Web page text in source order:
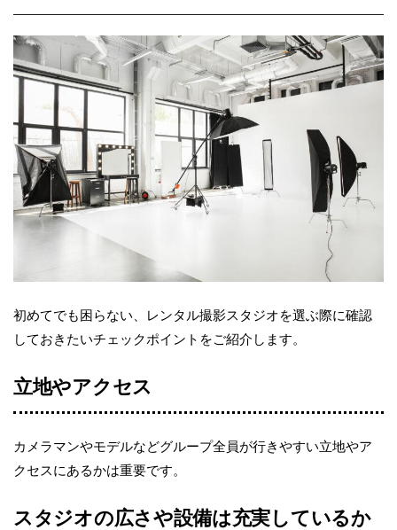
初めてでも困らない、レンタル撮影スタジオを選ぶ際に確認
しておきたいチェックポイントをご紹介します。
立地やアクセス
カメラマンやモデルなどグループ全員が行きやすい立地やア
クセスにあるかは重要です。
スタジオの広さや設備は充実しているか